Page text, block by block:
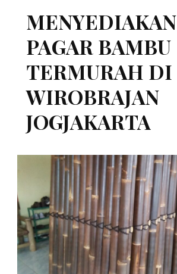
MENYEDIAKAN
PAGAR BAMBU
TERMURAH DI
WIROBRAJAN
JOGJAKARTA